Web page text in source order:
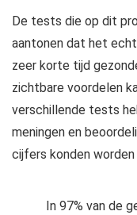
De tests die op dit
aantonen dat het
zeer korte tijd
zichtbare voordelen
verschillende tests
meningen en
cijfers konden worden
In 97% van de